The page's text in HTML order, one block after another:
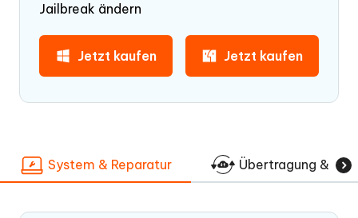
Jailbreak ändern
Jetzt kaufen Jetzt kaufen
System & Reparatur Übertragung &